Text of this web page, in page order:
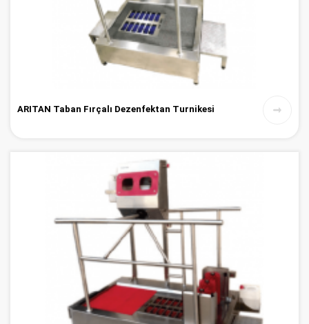
ARITAN Taban Fırçalı Dezenfektan Turnikesi